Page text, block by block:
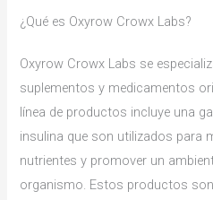
¿Qué es Oxyrow Crowx Labs?
Oxyrow Crowx Labs se
suplementos y medicamentos
línea de productos incluye una
insulina que son utilizados para
nutrientes y promover un
organismo. Estos productos